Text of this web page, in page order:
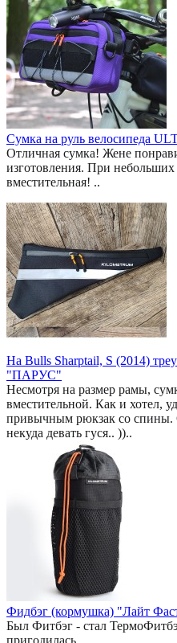
Сумка на руль велосипеда
Отличная сумка! Жене
изготовления. При небольших
вместительная! ..
На Bulls Sharptail, S (2014)
"ПАРУС"
Несмотря на размер рамы,
вместительной. Как и хотел,
привычным рюкзак со спины.
некуда девать гуся.. ))..
Фидбэг (кормушка) "Лайт
Был Фитбэг - стал
пригодилась. ..